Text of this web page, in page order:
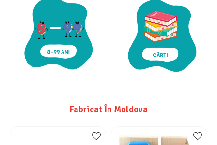
Fabricat În Moldova